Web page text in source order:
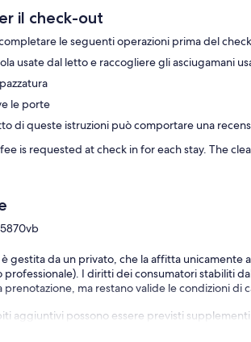
il check-out
le seguenti operazioni prima del
usate dal letto e raccogliere gli asciugamani
le porte
di queste istruzioni può comportare una
is requested at check in for each stay. The
gestita da un privato, che la affitta unicamente
I diritti dei consumatori stabiliti
prenotazione, ma restano valide le condizioni di
aggiuntivi possono essere previsti